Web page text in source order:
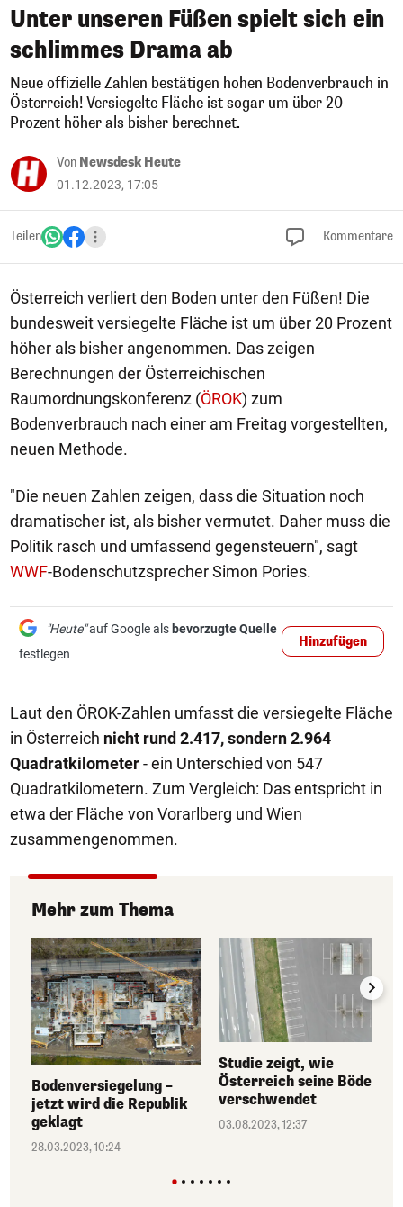
Unter unseren Füßen spielt sich ein
schlimmes Drama ab
Neue offizielle Zahlen bestätigen hohen Bodenverbrauch in
Österreich! Versiegelte Fläche ist sogar um über 20
Prozent höher als bisher berechnet.
Von Newsdesk Heute
01.12.2023, 17:05
Teilen Kommentare
Österreich verliert den Boden unter den Füßen! Die
bundesweit versiegelte Fläche ist um über 20 Prozent
höher als bisher angenommen. Das zeigen
Berechnungen der Österreichischen
Raumordnungskonferenz (ÖROK) zum
Bodenverbrauch nach einer am Freitag vorgestellten,
neuen Methode.
"Die neuen Zahlen zeigen, dass die Situation noch
dramatischer ist, als bisher vermutet. Daher muss die
Politik rasch und umfassend gegensteuern", sagt
WWF-Bodenschutzsprecher Simon Pories.
"Heute"auf Google als bevorzugte Quelle
festlegen
Hinzufügen
Laut den ÖROK-Zahlen umfasst die versiegelte Fläche
in Österreich nicht rund 2.417, sondern 2.964
Quadratkilometer- ein Unterschied von 547
Quadratkilometern. Zum Vergleich: Das entspricht in
etwa der Fläche von Vorarlberg und Wien
zusammengenommen.
Mehr zum Thema
Bodenversiegelung –
jetzt wird die Republik
geklagt
28.03.2023, 10:24
Studie zeigt, wie
Österreich seine Böden
verschwendet
03.08.2023, 12:37